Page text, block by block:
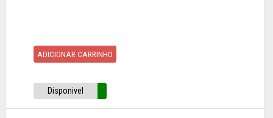
ADICIONAR CARRINHO
Disponivel